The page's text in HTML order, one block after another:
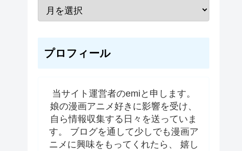
プロフィール
当サイト運営者のemiと申します。
娘の漫画アニメ好きに影響を受け、
自ら情報収集する日々を送っていま
す。 ブログを通して少しでも漫画ア
ニメに興味をもってくれたら、 嬉し